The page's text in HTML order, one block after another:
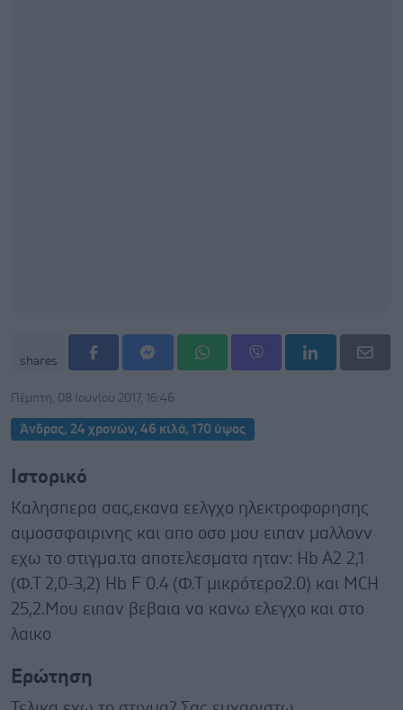
shares
Πέμπτη, 08 Ιουνίου 2017, 16:46
Άνδρας, 24 χρονών, 46 κιλά, 170 ύψος
Ιστορικό
Καλησπερα σας,εκανα εελγχο ηλεκτροφορησης
αιμοσσφαιρινης και απο οσο μου ειπαν μαλλονν
εχω το στιγμα.τα αποτελεσματα ηταν: Hb A2 2,1
(Φ.Τ 2,0-3,2) Hb F 0.4 (Φ.Τ μικρότερο2.0) και MCH
25,2.Μου ειπαν βεβαια να κανω ελεγχο και στο
λαικο
Ερώτηση